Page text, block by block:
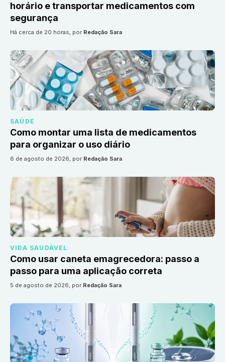
horário e transportar medicamentos com
segurança
há cerca de 20 horas, por Redação Sara
SAÚDE
Como montar uma lista de medicamentos
para organizar o uso diário
6 de agosto de 2026, por Redação Sara
VIDA SAUDÁVEL
Como usar caneta emagrecedora: passo a
passo para uma aplicação correta
5 de agosto de 2026, por Redação Sara